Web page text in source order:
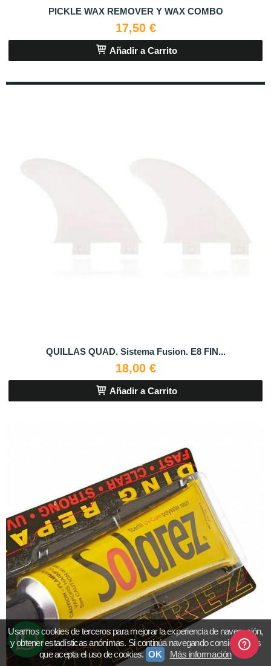
PICKLE WAX REMOVER Y WAX COMBO
17,50 €
Añadir a Carrito
QUILLAS QUAD. Sistema Fusion. E8 FIN...
18,00 €
Añadir a Carrito
Usamos cookies de terceros para mejorar la experiencia de navegación,
y obtener estadísticas anónimas. Si continúa navegando consideramos
que acepta el uso de cookies. OK Más información